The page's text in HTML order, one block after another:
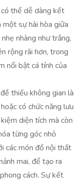
thể dễ dàng kết
sự hài hòa giữa
nhàng như trắng,
rộng rãi hơn, trong
nổi bật cá tính của
thiếu không gian là
có chức năng lưu
diện tích mà còn
từng góc nhỏ
các món đồ nội thất
mai, để tạo ra
cách. Sự kết